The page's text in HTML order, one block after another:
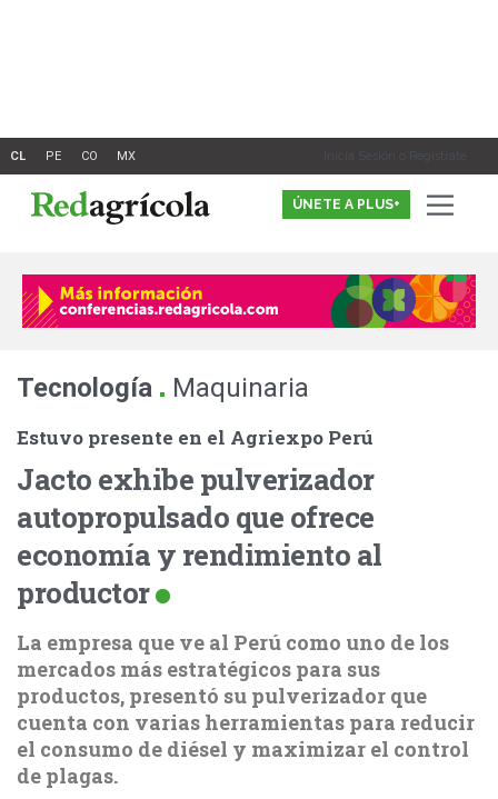
Inicia Sesión o Registrate
ÚNETE A PLUS+
Tecnología . Maquinaria
Estuvo presente en el Agriexpo Perú
Jacto exhibe pulverizador
autopropulsado que ofrece
economía y rendimiento al
productor
La empresa que ve al Perú como uno de los
mercados más estratégicos para sus
productos, presentó su pulverizador que
cuenta con varias herramientas para reducir
el consumo de diésel y maximizar el control
de plagas.